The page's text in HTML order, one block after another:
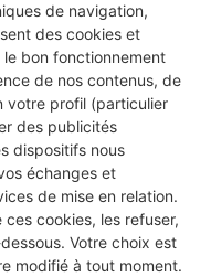
de navigation,
des cookies et
le bon fonctionnement
de nos contenus, de
votre profil (particulier
des publicités
dispositifs nous
échanges et
de mise en relation.
cookies, les refuser,
Votre choix est
modifié à tout moment.